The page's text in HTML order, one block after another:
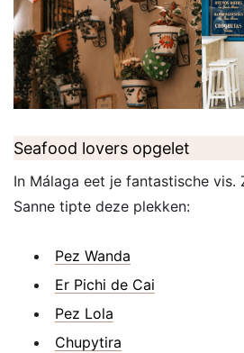
Seafood lovers opgelet
In Málaga eet je fantastische vis.
Sanne tipte deze plekken:
Pez Wanda
Er Pichi de Cai
Pez Lola
Chupytira